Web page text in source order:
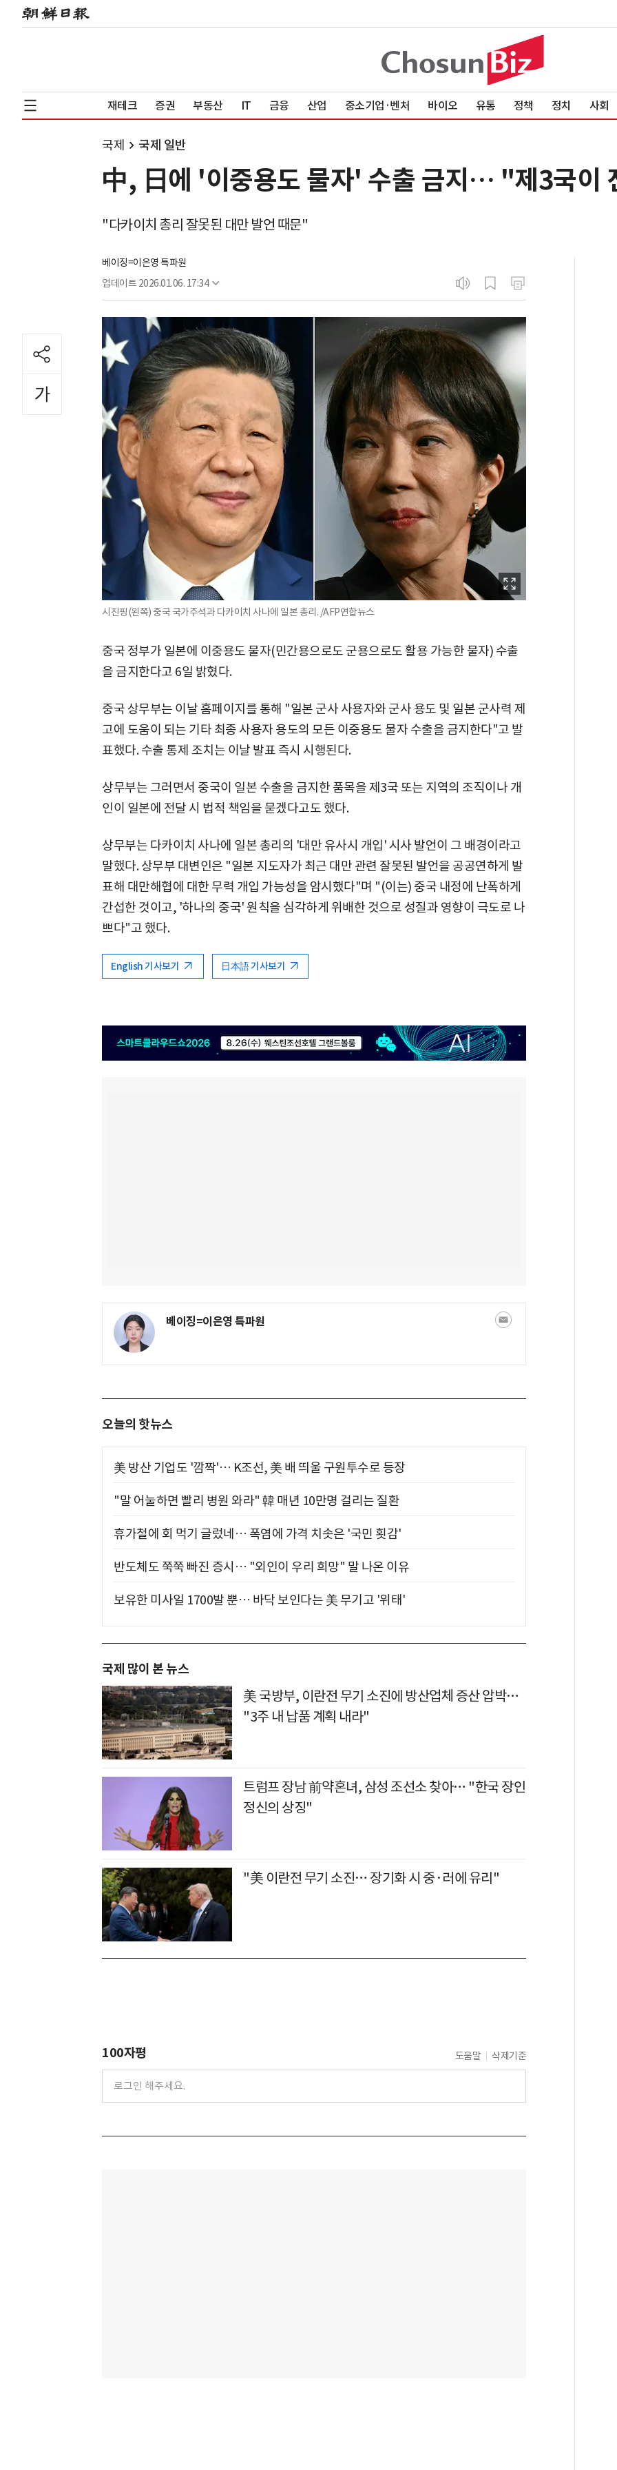
재테크 증권 부동산 IT 금융 산업 중소기업·벤처 바이오 유통 정책 정치 사회
국제 국제 일반
中, 日에 '이중용도 물자' 수출 금지… "제3국이
"다카이치 총리 잘못된 대만 발언 때문"
베이징=이은영 특파원
업데이트 2026.01.06. 17:34
시진핑(왼쪽) 중국 국가주석과 다카이치 사나에 일본 총리. /AFP연합뉴스
중국 정부가 일본에 이중용도 물자(민간용으로도 군용으로도 활용 가능한 물자) 수출
을 금지한다고 6일 밝혔다.
중국 상무부는 이날 홈페이지를 통해 "일본 군사 사용자와 군사 용도 및 일본 군사력 제
고에 도움이 되는 기타 최종 사용자 용도의 모든 이중용도 물자 수출을 금지한다"고 발
표했다. 수출 통제 조치는 이날 발표 즉시 시행된다.
상무부는 그러면서 중국이 일본 수출을 금지한 품목을 제3국 또는 지역의 조직이나 개
인이 일본에 전달 시 법적 책임을 묻겠다고도 했다.
상무부는 다카이치 사나에 일본 총리의 '대만 유사시 개입' 시사 발언이 그 배경이라고
말했다. 상무부 대변인은 "일본 지도자가 최근 대만 관련 잘못된 발언을 공공연하게 발
표해 대만해협에 대한 무력 개입 가능성을 암시했다"며 "(이는) 중국 내정에 난폭하게
간섭한 것이고, '하나의 중국' 원칙을 심각하게 위배한 것으로 성질과 영향이 극도로 나
쁘다"고 했다.
English 기사보기 日本語 기사보기
베이징=이은영 특파원
오늘의 핫뉴스
美 방산 기업도 '깜짝'… K조선, 美 배 띄울 구원투수로 등장
"말 어눌하면 빨리 병원 와라" 韓 매년 10만명 걸리는 질환
휴가철에 회 먹기 글렀네… 폭염에 가격 치솟은 '국민 횟감'
반도체도 쭉쭉 빠진 증시… "외인이 우리 희망" 말 나온 이유
보유한 미사일 1700발 뿐… 바닥 보인다는 美 무기고 '위태'
국제 많이 본 뉴스
美 국방부, 이란전 무기 소진에 방산업체 증산 압박…
"3주 내 납품 계획 내라"
트럼프 장남 前약혼녀, 삼성 조선소 찾아… "한국 장인
정신의 상징"
"美 이란전 무기 소진… 장기화 시 중·러에 유리"
100자평 도움말 삭제기준